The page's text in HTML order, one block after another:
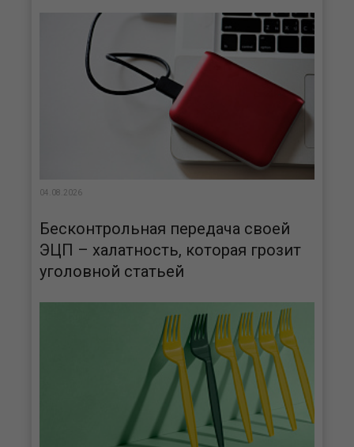
04.08.2026
Бесконтрольная передача своей
ЭЦП – халатность, которая грозит
уголовной статьей